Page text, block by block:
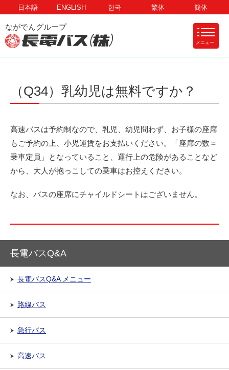
メニュー
日本語 ENGLISH 한국 繁体 簡体
（Q34）乳幼児は無料ですか？
高速バスは予約制なので、乳児、幼児問わず、お子様の座席
もご予約の上、小児運賃をお支払いください。「座席の数＝
乗車定員」となっていること、運行上の危険があることなど
から、大人が抱っこしての乗車はお控えください。
なお、バスの座席にチャイルドシートはございません。
長電バスQ&A
長電バスQ&A メニュー
路線バス
急行バス
高速バス